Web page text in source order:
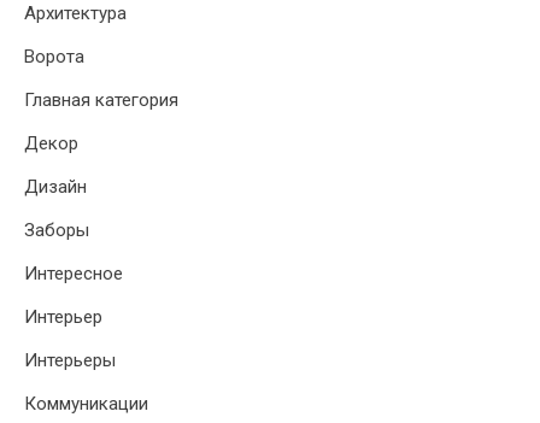
Архитектура
Ворота
Главная категория
Декор
Дизайн
Заборы
Интересное
Интерьер
Интерьеры
Коммуникации